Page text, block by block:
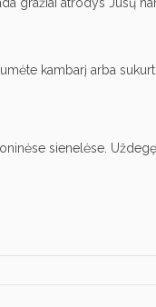
kambarį arba
sienelėse.